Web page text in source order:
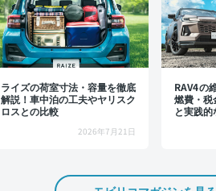
ライズの荷室寸法・容量を徹底
解説！車中泊の工夫やヤリスク
ロスとの比較
2026年7月21日
RAV4の
燃費・税
と実践